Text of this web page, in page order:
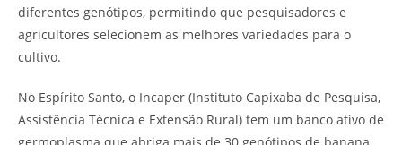
diferentes genótipos, permitindo que pesquisadores e
agricultores selecionem as melhores variedades para o
cultivo.
No Espírito Santo, o Incaper (Instituto Capixaba de Pesquisa,
Assistência Técnica e Extensão Rural) tem um banco ativo de